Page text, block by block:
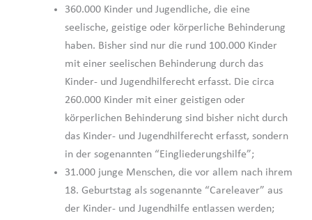
360.000 Kinder und Jugendliche, die eine
seelische, geistige oder körperliche Behinderung
haben. Bisher sind nur die rund 100.000 Kinder
mit einer seelischen Behinderung durch das
Kinder- und Jugendhilferecht erfasst. Die circa
260.000 Kinder mit einer geistigen oder
körperlichen Behinderung sind bisher nicht durch
das Kinder- und Jugendhilferecht erfasst, sondern
in der sogenannten “Eingliederungshilfe”;
31.000 junge Menschen, die vor allem nach ihrem
18. Geburtstag als sogenannte “Careleaver” aus
der Kinder- und Jugendhilfe entlassen werden;